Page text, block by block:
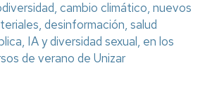
cambio climático, nuevos
desinformación, salud
IA y diversidad sexual, en los
de verano de Unizar